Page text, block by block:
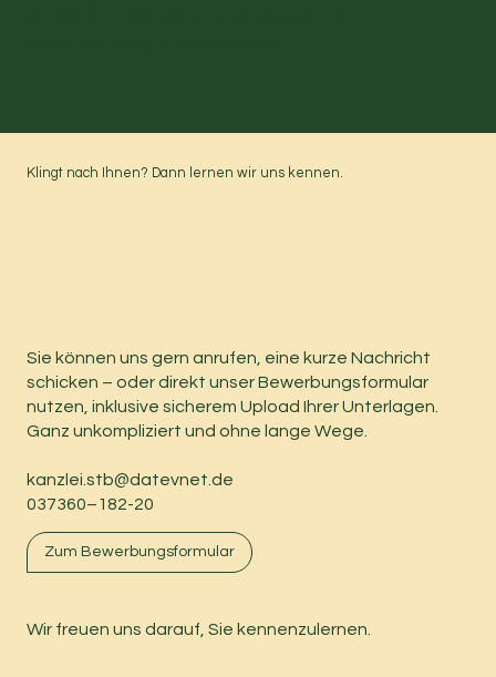
Klingt nach Ihnen? Dann lernen wir uns kennen.
Sie können uns gern anrufen, eine kurze Nachricht
schicken – oder direkt unser Bewerbungsformular
nutzen, inklusive sicherem Upload Ihrer Unterlagen.
Ganz unkompliziert und ohne lange Wege.
kanzlei.stb@datevnet.de
037360–182-20
Zum Bewerbungsformular
Wir freuen uns darauf, Sie kennenzulernen.